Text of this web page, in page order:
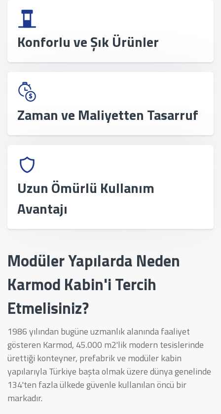
Konforlu ve Şık Ürünler
Zaman ve Maliyetten Tasarruf
Uzun Ömürlü Kullanım
Avantajı
Modüler Yapılarda Neden
Karmod Kabin'i Tercih
Etmelisiniz?
1986 yılından bugüne uzmanlık alanında faaliyet
gösteren Karmod, 45.000 m2'lik modern tesislerinde
ürettiği konteyner, prefabrik ve modüler kabin
yapılarıyla Türkiye başta olmak üzere dünya genelinde
134'ten fazla ülkede güvenle kullanılan öncü bir
markadır.